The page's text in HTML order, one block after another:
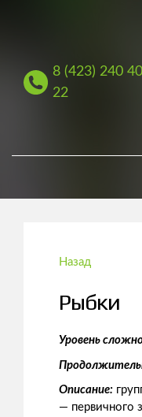
8 (423) 240 40
22
Назад
Рыбки
Уровень
Описание:
— первичного